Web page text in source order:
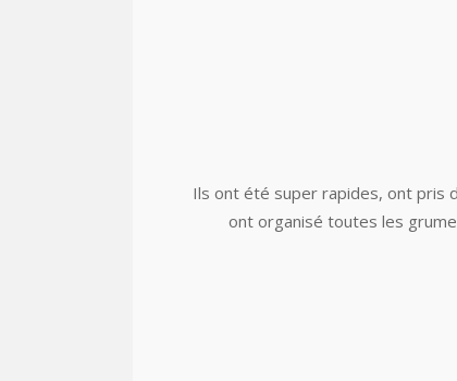
Ils ont été super rapides, ont pris
ont organisé toutes les